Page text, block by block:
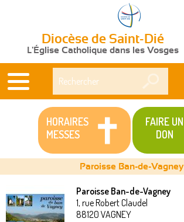
Diocèse de Saint-Dié
L'Église Catholique dans les Vosges
HORAIRES
MESSES
FAIRE UN
DON
Vous
Paroisse Ban-de-Vagney
Paroisse Ban-de-Vagney
1, rue Robert Claudel
88120 VAGNEY